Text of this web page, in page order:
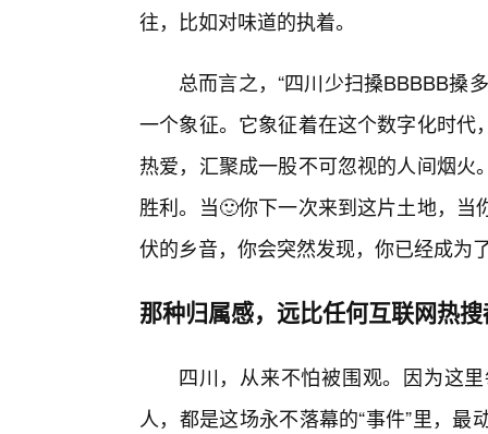
往，比如对味道的执着。
总而言之，“四川少扫搡BBBBB搡
一个象征。它象征着在这个数字化时
热爱，汇聚成一股不可忽视的人间烟
胜利。当🙂你下一次来到这片土地，
伏的乡音，你会突然发现，你已经成为
那种归属感，远比任何互联网热
四川，从来不怕被围观。因为这
人，都是这场永不落幕的“事件”里，